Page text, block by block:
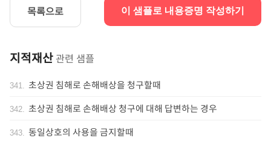
목록으로 이 샘플로 내용증명 작성하기
지적재산 관련 샘플
341. 초상권 침해로 손해배상을 청구할때
342. 초상권 침해로 손해배상 청구에 대해 답변하는 경우
343. 동일상호의 사용을 금지할때